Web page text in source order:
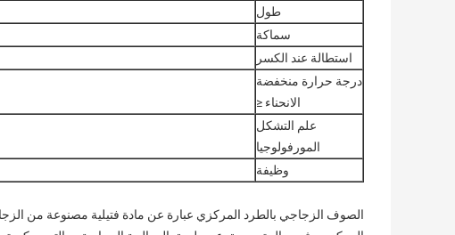
طول
سماكة
استطالة عند الكسر
درجة حرارة منخفضة
الانحناء ≤
علم التشكل
المورفولوجيا
وظيفة
الصوف الزجاجي بالطرد المركزي عبارة عن مادة فتيلية مصنوعة من